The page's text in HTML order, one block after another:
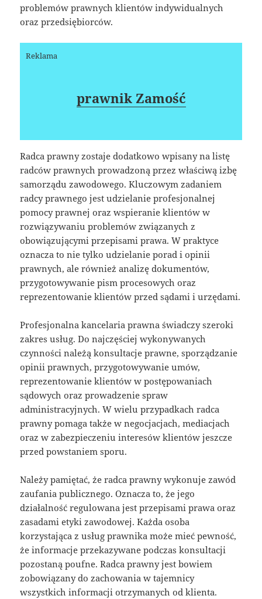
problemów prawnych klientów indywidualnych
oraz przedsiębiorców.
Reklama
prawnik Zamość
Radca prawny zostaje dodatkowo wpisany na listę
radców prawnych prowadzoną przez właściwą izbę
samorządu zawodowego. Kluczowym zadaniem
radcy prawnego jest udzielanie profesjonalnej
pomocy prawnej oraz wspieranie klientów w
rozwiązywaniu problemów związanych z
obowiązującymi przepisami prawa. W praktyce
oznacza to nie tylko udzielanie porad i opinii
prawnych, ale również analizę dokumentów,
przygotowywanie pism procesowych oraz
reprezentowanie klientów przed sądami i urzędami.
Profesjonalna kancelaria prawna świadczy szeroki
zakres usług. Do najczęściej wykonywanych
czynności należą konsultacje prawne, sporządzanie
opinii prawnych, przygotowywanie umów,
reprezentowanie klientów w postępowaniach
sądowych oraz prowadzenie spraw
administracyjnych. W wielu przypadkach radca
prawny pomaga także w negocjacjach, mediacjach
oraz w zabezpieczeniu interesów klientów jeszcze
przed powstaniem sporu.
Należy pamiętać, że radca prawny wykonuje zawód
zaufania publicznego. Oznacza to, że jego
działalność regulowana jest przepisami prawa oraz
zasadami etyki zawodowej. Każda osoba
korzystająca z usług prawnika może mieć pewność,
że informacje przekazywane podczas konsultacji
pozostaną poufne. Radca prawny jest bowiem
zobowiązany do zachowania w tajemnicy
wszystkich informacji otrzymanych od klienta.